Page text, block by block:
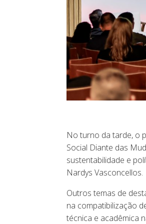
No turno da tarde, o
Social Diante das
sustentabilidade e
Nardys Vasconcellos.
Outros temas de
na compatibilização
técnica e acadêmica